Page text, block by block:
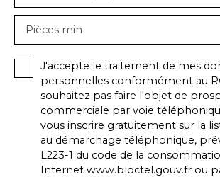
Pièces min
J'accepte le traitement de mes
personnelles conformément au
souhaitez pas faire l'objet de
commerciale par voie
vous inscrire gratuitement sur la
au démarchage téléphonique,
L223-1 du code de la
Internet www.bloctel.gouv.fr ou